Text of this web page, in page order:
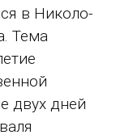
в Николо-
Тема
двух дней